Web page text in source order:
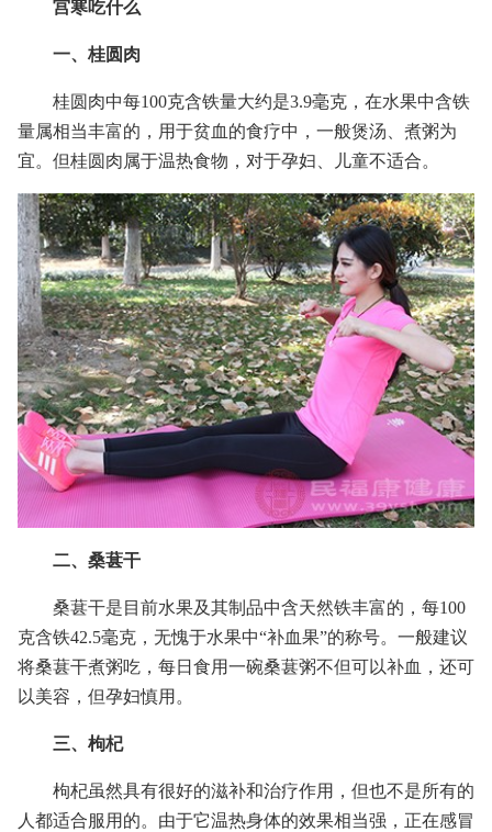
宫寒吃什么
一、桂圆肉
桂圆肉中每100克含铁量大约是3.9毫克，在水果中含铁
量属相当丰富的，用于贫血的食疗中，一般煲汤、煮粥为
宜。但桂圆肉属于温热食物，对于孕妇、儿童不适合。
二、桑葚干
桑葚干是目前水果及其制品中含天然铁丰富的，每100
克含铁42.5毫克，无愧于水果中“补血果”的称号。一般建议
将桑葚干煮粥吃，每日食用一碗桑葚粥不但可以补血，还可
以美容，但孕妇慎用。
三、枸杞
枸杞虽然具有很好的滋补和治疗作用，但也不是所有的
人都适合服用的。由于它温热身体的效果相当强，正在感冒